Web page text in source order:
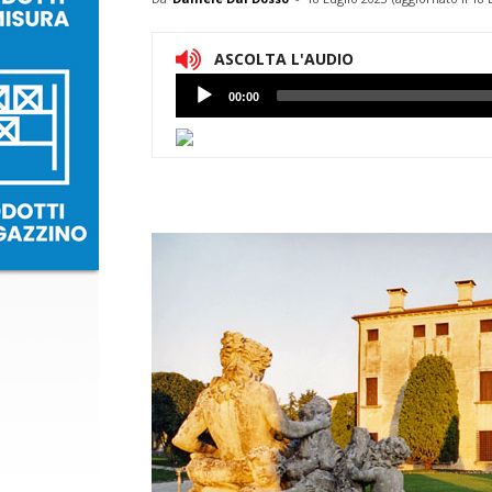
ASCOLTA L'AUDIO
Lettore
Audio
00:00